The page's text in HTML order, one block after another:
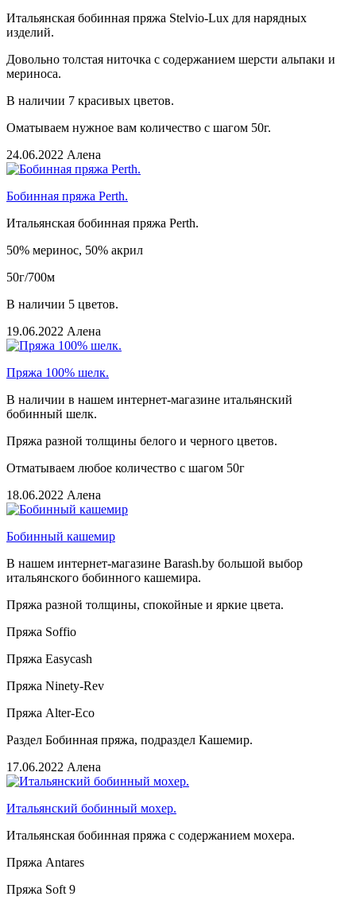
Итальянская бобинная пряжа Stelvio-Lux для нарядных
изделий.
Довольно толстая ниточка с содержанием шерсти альпаки и
мериноса.
В наличии 7 красивых цветов.
Оматываем нужное вам количество с шагом 50г.
24.06.2022 Алена
Бобинная пряжа Perth.
Итальянская бобинная пряжа Perth.
50% меринос, 50% акрил
50г/700м
В наличии 5 цветов.
19.06.2022 Алена
Пряжа 100% шелк.
В наличии в нашем интернет-магазине итальянский
бобинный шелк.
Пряжа разной толщины белого и черного цветов.
Отматываем любое количество с шагом 50г
18.06.2022 Алена
Бобинный кашемир
В нашем интернет-магазине Barash.by большой выбор
итальянского бобинного кашемира.
Пряжа разной толщины, спокойные и яркие цвета.
Пряжа Soffio
Пряжа Easycash
Пряжа Ninety-Rev
Пряжа Alter-Eco
Раздел Бобинная пряжа, подраздел Кашемир.
17.06.2022 Алена
Итальянский бобинный мохер.
Итальянская бобинная пряжа с содержанием мохера.
Пряжа Antares
Пряжа Soft 9